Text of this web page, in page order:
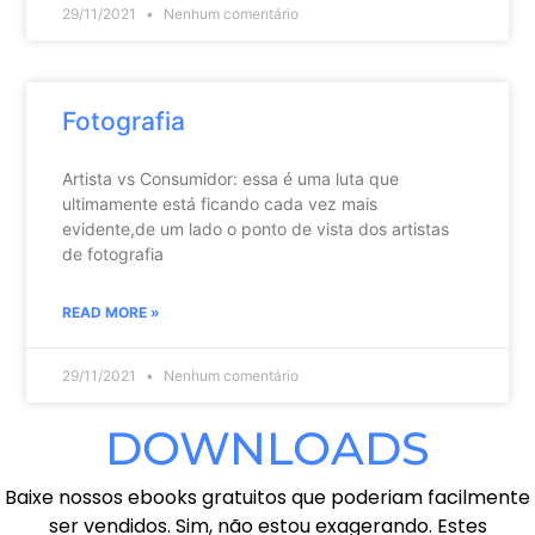
29/11/2021 Nenhum comentário
Fotografia
Artista vs Consumidor: essa é uma luta que
ultimamente está ficando cada vez mais
evidente,de um lado o ponto de vista dos artistas
de fotografia
READ MORE »
29/11/2021 Nenhum comentário
DOWNLOADS
Baixe nossos ebooks gratuitos que poderiam facilmente
ser vendidos. Sim, não estou exagerando. Estes